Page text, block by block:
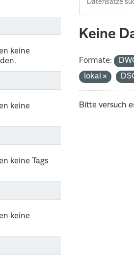
keine
keine
keine Tags
keine
Keine
Formate:
lokal
Bitte versuch